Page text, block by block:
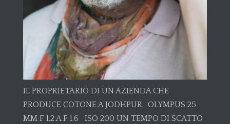
IL PROPRIETARIO DI UN AZIENDA CHE
PRODUCE COTONE A JODHPUR. OLYMPUS 25
MM F 1.2 A F 1.6 ISO 200 UN TEMPO DI SCATTO